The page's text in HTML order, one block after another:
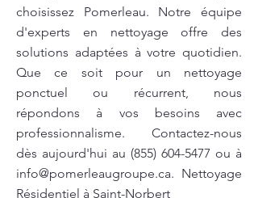
choisissez Pomerleau. Notre équipe
d'experts en nettoyage offre des
solutions adaptées à votre quotidien.
Que ce soit pour un nettoyage
ponctuel ou récurrent, nous
répondons à vos besoins avec
professionnalisme. Contactez-nous
dès aujourd'hui au (855) 604-5477 ou à
info@pomerleaugroupe.ca. Nettoyage
Résidentiel à Saint-Norbert